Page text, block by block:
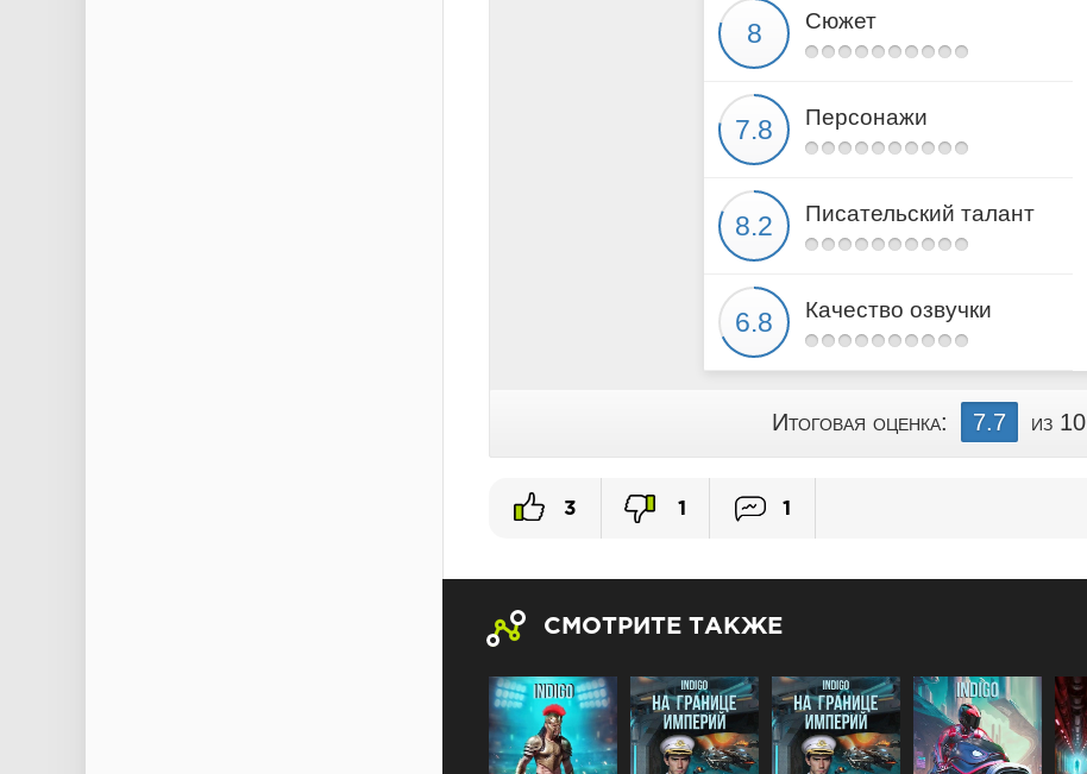
Сюжет
Персонажи
Писательский талант
Качество озвучки
Итоговая оценка: 7.7 из 10
3 1 1
СМОТРИТЕ ТАКЖЕ